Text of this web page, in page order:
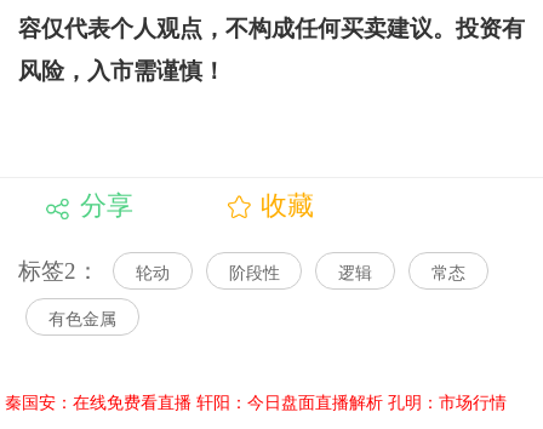
容仅代表个人观点，不构成任何买卖建议。投资有
风险，入市需谨慎！
分享 收藏
标签2： 轮动 阶段性 逻辑 常态
有色金属
秦国安：在线免费看直播 轩阳：今日盘面直播解析 孔明：市场行情